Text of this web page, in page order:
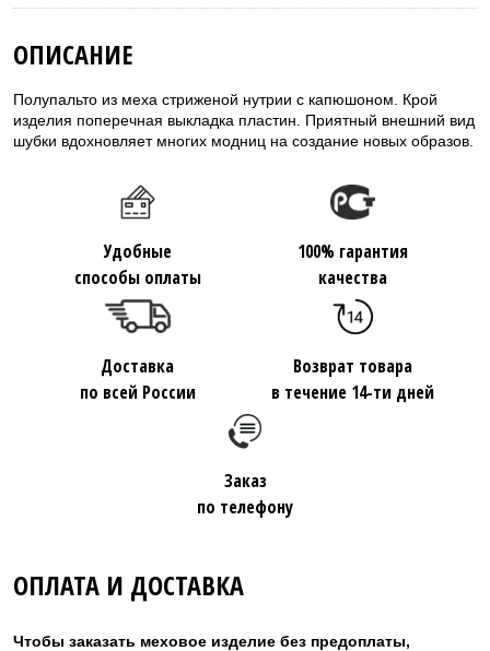
0 ₽
ОПИСАНИЕ
Полупальто из меха стриженой нутрии с капюшоном. Крой
изделия поперечная выкладка пластин. Приятный внешний вид
шубки вдохновляет многих модниц на создание новых образов.
Удобные
способы оплаты
100% гарантия
качества
Доставка
по всей России
Возврат товара
в течение 14-ти дней
Заказ
по телефону
ОПЛАТА И ДОСТАВКА
Чтобы заказать меховое изделие без предоплаты,